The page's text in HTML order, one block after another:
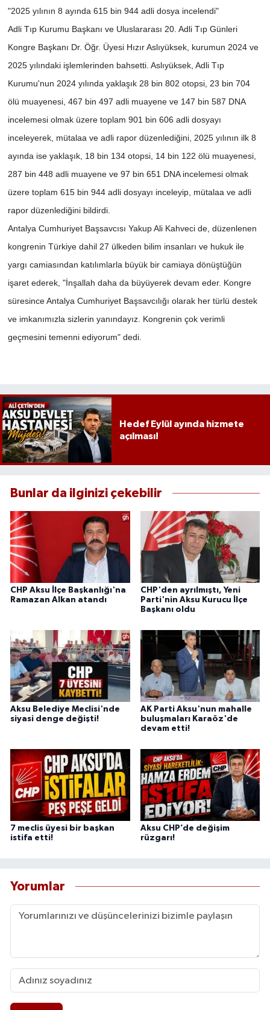
"2025 yılının 8 ayında 615 bin 944 adli dosya incelendi"
Adli Tıp Kurumu Başkanı ve Uluslararası 20. Adli Tıp Günleri
Kongre Başkanı Dr. Öğr. Üyesi Hızır Aslıyüksek, kurumun 2024 ve
2025 yılındaki işlemlerinden bahsetti. Aslıyüksek, Adli Tıp
Kurumu'nun 2024 yılında yaklaşık 28 bin 802 otopsi, 23 bin 704
ölü muayenesi, 467 bin 497 adli muayene ve 147 bin 587 DNA
incelemesi olmak üzere toplam 901 bin 606 adli dosyayı
inceleyerek, mütalaa ve adli rapor düzenlediğini, 2025 yılının ilk 8
ayında ise yaklaşık, 18 bin 134 otopsi, 14 bin 122 ölü muayenesi,
287 bin 448 adli muayene ve 97 bin 651 DNA incelemesi olmak
üzere toplam 615 bin 944 adli dosyayı inceleyip, mütalaa ve adli
rapor düzenlediğini bildirdi.
Antalya Cumhuriyet Başsavcısı Yakup Ali Kahveci de, düzenlenen
kongrenin Türkiye dahil 27 ülkeden bilim insanları ve hukuk ile
yargı camiasından katılımlarla büyük bir camiaya dönüştüğün
işaret ederek, "İnşallah daha da büyüyerek devam eder. Kongre
süresince Antalya Cumhuriyet Başsavcılığı olarak her türlü destek
ve imkanımızla sizlerin yanındayız. Kongrenin çok verimli
geçmesini temenni ediyorum" dedi.
Hedef Eylül ayında hizmete
açılması!
Bunlar da ilginizi çekebilir
CHP Aksu İlçe Başkanlığı'na
Ramazan Alkan atandı
CHP'den ayrılmıştı, Yeni
Parti'nin Aksu Kurucu İlçe
Başkanı oldu
Aksu Belediye Meclisi'nde
siyasi denge değişti!
AK Parti Aksu'nun mahalle
buluşmaları Karaöz'de
devam etti!
7 meclis üyesi bir başkan
istifa etti!
Aksu CHP’de değişim
rüzgarı!
Yorumlar